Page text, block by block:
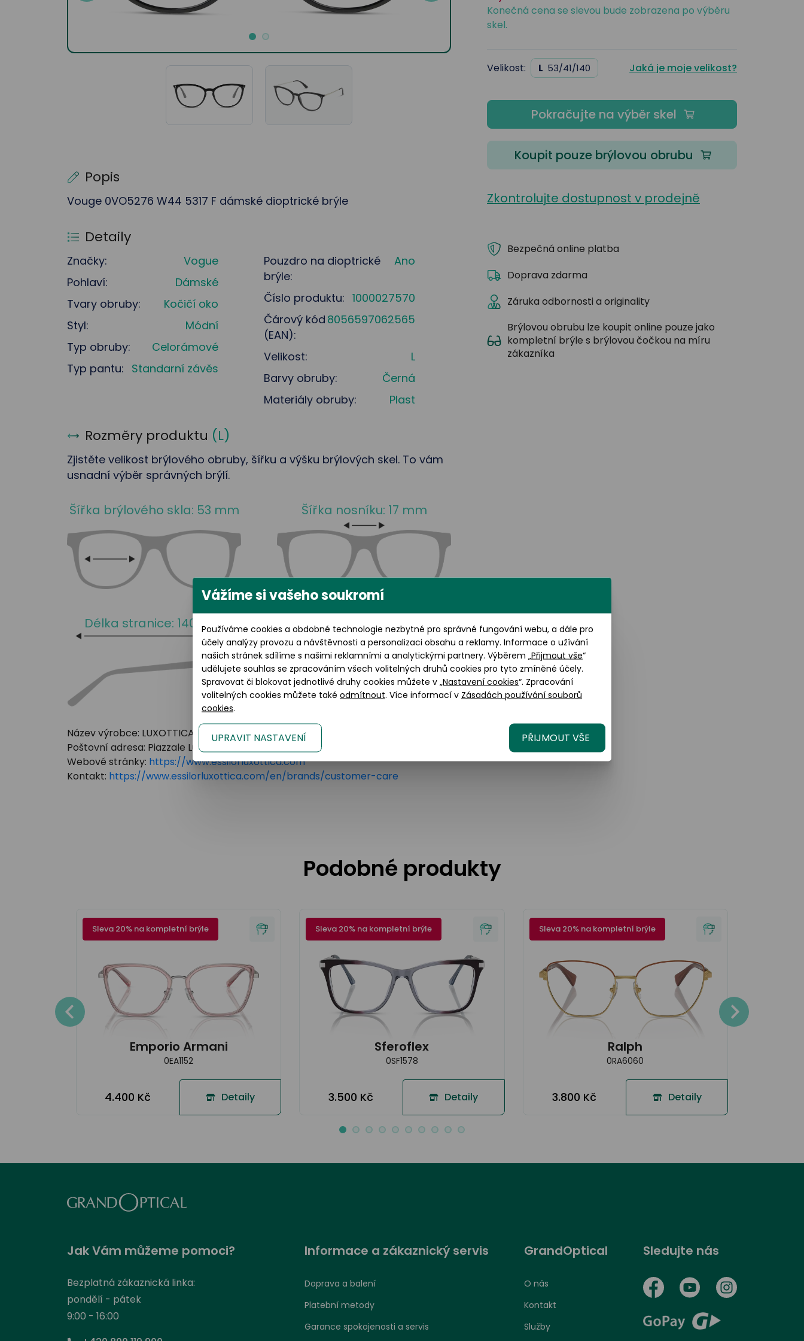
Popis
Vouge 0VO5276 W44 5317 F dámské dioptrické brýle
Detaily
Značky:
Vogue
Pohlaví:
Dámské
Tvary obruby:
Kočičí oko
Styl:
Módní
Typ obruby:
Celorámové
Typ pantu: Standarní závěs
Pouzdro na dioptrické
brýle:
Ano
Číslo produktu: 1000027570
Čárový kód
(EAN):
8056597062565
Velikost:
L
Barvy obruby:
Černá
Materiály obruby:
Plast
Rozměry produktu (L)
Zjistěte velikost brýlového obruby, šířku a výšku brýlových skel. To vám
usnadní výběr správných brýlí.
Šířka brýlového skla: 53 mm Šířka nosníku: 17 mm
Délka stranice: 140 mm Výška brýlového skla: 41 mm
Název výrobce: LUXOTTICA GROUP
Poštovní adresa: Piazzale Luigi Cadorna 3 Milano, 20123 Italy
Webové stránky: https://www.essilorluxottica.com
Kontakt: https://www.essilorluxottica.com/en/brands/customer-care
Konečná cena se slevou bude zobrazena po výběru
skel.
Velikost: L 53/41/140 Jaká je moje velikost?
Pokračujte na výběr skel
Koupit pouze brýlovou obrubu
Zkontrolujte dostupnost v prodejně
Bezpečná online platba
Doprava zdarma
Záruka odbornosti a originality
Brýlovou obrubu lze koupit online pouze jako
kompletní brýle s brýlovou čočkou na míru
zákazníka
Podobné produkty
Sleva 20% na kompletní brýle
Emporio Armani
0EA1152
4.400 Kč Detaily
Sleva 20% na kompletní brýle
Sferoflex
0SF1578
3.500 Kč Detaily
Sleva 20% na kompletní brýle
Ralph
0RA6060
3.800 Kč Detaily
Jak Vám můžeme pomoci?
Bezplatná zákaznická linka:
pondělí - pátek
9:00 - 16:00
Informace a zákaznický servis
Doprava a balení
Platební metody
Garance spokojenosti a servis
GrandOptical
O nás
Kontakt
Služby
Sledujte nás
Vážíme si vašeho soukromí
Používáme cookies a obdobné technologie nezbytné pro správné fungování webu, a dále pro
účely analýzy provozu a návštěvnosti a personalizaci obsahu a reklamy. Informace o užívání
našich stránek sdílíme s našimi reklamními a analytickými partnery. Výběrem „Přijmout vše“
udělujete souhlas se zpracováním všech volitelných druhů cookies pro tyto zmíněné účely.
Spravovat či blokovat jednotlivé druhy cookies můžete v „Nastavení cookies“. Zpracování
volitelných cookies můžete také odmítnout. Více informací v Zásadách používání souborů
cookies.
UPRAVIT NASTAVENÍ PŘIJMOUT VŠE